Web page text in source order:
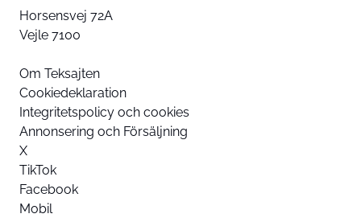
Horsensvej 72A
Vejle 7100
Om Teksajten
Cookiedeklaration
Integritetspolicy och cookies
Annonsering och Försäljning
X
TikTok
Facebook
Mobil